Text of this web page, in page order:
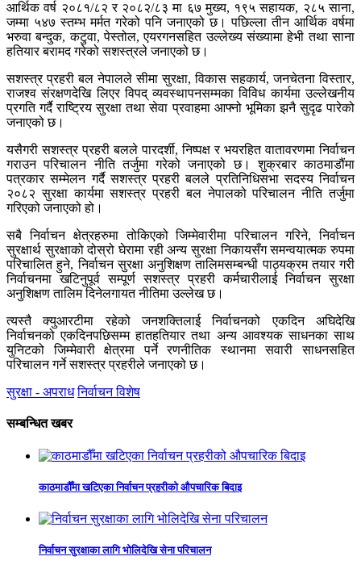
आर्थिक वर्ष २०८१/८२ र २०८२/८३ मा ६७ मुख्य, १९५ सहायक, २८५ साना,
जम्मा ५४७ स्तम्भ मर्मत गरेको पनि जनाएको छ। पछिल्ला तीन आर्थिक वर्षमा
भरुवा बन्दुक, कटुवा, पेस्तोल, एयरगनसहित उल्लेख्य संख्यामा हेभी तथा साना
हतियार बरामद गरेको सशस्त्रले जनाएको छ।
सशस्त्र प्रहरी बल नेपालले सीमा सुरक्षा, विकास सहकार्य, जनचेतना विस्तार,
राजश्व संरक्षणदेखि लिएर विपद् व्यवस्थापनसम्मका विविध कार्यमा उल्लेखनीय
प्रगति गर्दै राष्ट्रिय सुरक्षा तथा सेवा प्रवाहमा आफ्नो भूमिका झनै सुदृढ पारेको
जनाएको छ।
यसैगरी सशस्त्र प्रहरी बलले पारदर्शी, निष्पक्ष र भयरहित वातावरणमा निर्वाचन
गराउन परिचालन नीति तर्जुमा गरेको जनाएको छ। शुक्रबार काठमाडौंमा
पत्रकार सम्मेलन गर्दै सशस्त्र प्रहरी बलले प्रतिनिधिसभा सदस्य निर्वाचन
२०८२ सुरक्षा कार्यमा सशस्त्र प्रहरी बल नेपालको परिचालन नीति तर्जुमा
गरिएको जनाएको हो।
सबै निर्वाचन क्षेत्रहरुमा तोकिएको जिम्मेवारीमा परिचालन गरिने, निर्वाचन
सुरक्षार्थ सुरक्षाको दोस्रो घेरामा रही अन्य सुरक्षा निकायसँग समन्वयात्मक रुपमा
परिचालित हुने, निर्वाचन सुरक्षा अनुशिक्षण तालिमसम्बन्धी पाठ्यक्रम तयार गरी
निर्वाचनमा खटिनुपूर्व सम्पूर्ण सशस्त्र प्रहरी कर्मचारीलाई निर्वाचन सुरक्षा
अनुशिक्षण तालिम दिनेलगायत नीतिमा उल्लेख छ।
त्यस्तै क्युआरटीमा रहेको जनशक्तिलाई निर्वाचनको एकदिन अघिदेखि
निर्वाचनको एकदिनपछिसम्म हातहतियार तथा अन्य आवश्यक साधनका साथ
युनिटको जिम्मेवारी क्षेत्रमा पर्ने रणनीतिक स्थानमा सवारी साधनसहित
परिचालन गर्ने सशस्त्र प्रहरीले जनाएको छ।
सुरक्षा - अपराध निर्वाचन विशेष
सम्बन्धित खबर
काठमाडौँमा खटिएका निर्वाचन प्रहरीको औपचारिक बिदाइ
निर्वाचन सुरक्षाका लागि भोलिदेखि सेना परिचालन